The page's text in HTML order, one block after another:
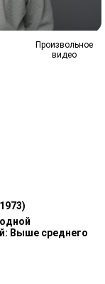
Произвольное
видео
Выше среднего